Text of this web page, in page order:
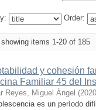
Order:
showing items 1-20 of 185
y cohesión
Familiar 45 del
Reyes, Miguel Ángel (
es un período